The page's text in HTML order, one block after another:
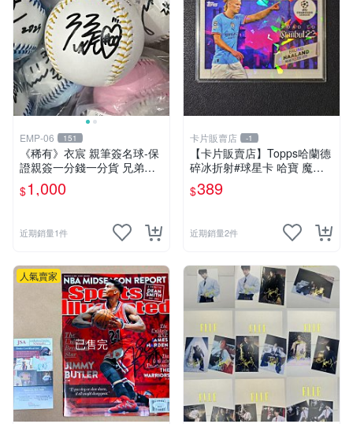
EMP-06 151
《稀有》衣宸 親筆簽名球-保
證親簽一分錢一分貨 兄弟象P
S女孩啦啦隊簽名球-本土最頂
啦啦隊 中信兄弟 中華職棒cp
$1,000
近期銷量1件
卡片販賣店 -1
【卡片販賣店】Topps哈蘭德
碎冰折射#球星卡 哈寶 魔人
布歐 曼城 英超
$389
近期銷量2件
人氣賣家
已售完